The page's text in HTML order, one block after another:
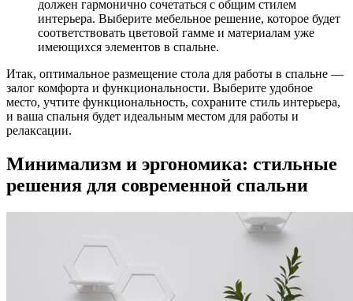
должен гармонично сочетаться с общим стилем
интерьера. Выберите мебельное решение, которое будет
соответствовать цветовой гамме и материалам уже
имеющихся элементов в спальне.
Итак, оптимальное размещение стола для работы в спальне —
залог комфорта и функциональности. Выберите удобное
место, учтите функциональность, сохраните стиль интерьера,
и ваша спальня будет идеальным местом для работы и
релаксации.
Минимализм и эргономика: стильные
решения для современной спальни